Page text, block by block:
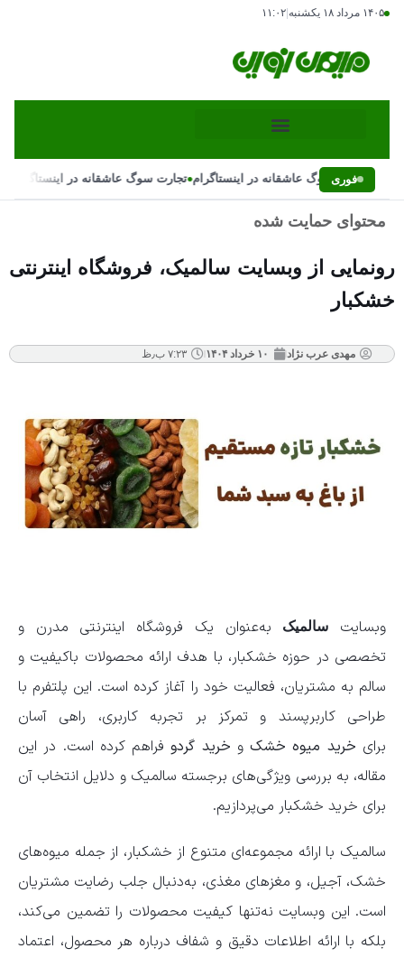
۱۴۰۵ مرداد ۱۸ یکشنبه ۱۱:۰۲
فوری
تجارت سوگ عاشقانه در اینستاگرام•تجارت سوگ عاشقانه در اینستاگرام
محتوای حمایت شده
رونمایی از وبسایت سالمیک، فروشگاه اینترنتی
خشکبار
مهدی عرب نژاد ۱۰ خرداد ۱۴۰۴ ۷:۲۳ ب٫ظ
وبسایت سالمیک
به‌عنوان یک فروشگاه اینترنتی مدرن و
تخصصی در حوزه خشکبار، با هدف ارائه محصولات باکیفیت و
سالم به مشتریان، فعالیت خود را آغاز کرده است. این پلتفرم با
طراحی کاربرپسند و تمرکز بر تجربه کاربری، راهی آسان
برای خرید میوه خشکو خرید گردوفراهم کرده است. در این
مقاله، به بررسی ویژگی‌های برجسته سالمیک و دلایل انتخاب آن
برای خرید خشکبار می‌پردازیم.
سالمیک با ارائه مجموعه‌ای متنوع از خشکبار، از جمله میوه‌های
خشک، آجیل، و مغزهای مغذی، به‌دنبال جلب رضایت مشتریان
است. این وبسایت نه‌تنها کیفیت محصولات را تضمین می‌کند،
بلکه با ارائه اطلاعات دقیق و شفاف درباره هر محصول، اعتماد